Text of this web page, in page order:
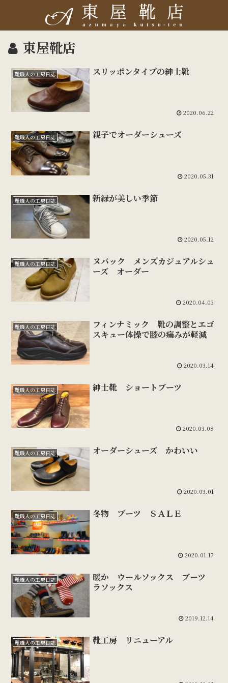
東屋靴店
靴職人の工房日誌 スリッポンタイプの紳士靴
2020.06.22
靴職人の工房日誌 親子でオーダーシューズ
2020.05.31
靴職人の工房日誌 新緑が美しい季節
2020.05.12
靴職人の工房日誌
ヌバック メンズカジュアルシュ
ーズ オーダー
2020.04.03
靴職人の工房日誌
フィンナミック 靴の調整とエゴ
スキュー体操で膝の痛みが軽減
2020.03.14
靴職人の工房日誌 紳士靴 ショートブーツ
2020.03.08
靴職人の工房日誌 オーダーシューズ かわいい
2020.03.01
靴職人の工房日誌 冬物 ブーツ ＳＡＬＥ
2020.01.17
靴職人の工房日誌
暖か ウールソックス ブーツ
ラソックス
2019.12.14
靴職人の工房日誌 靴工房 リニューアル